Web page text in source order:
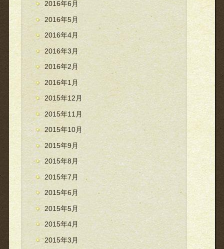
2016年6月
2016年5月
2016年4月
2016年3月
2016年2月
2016年1月
2015年12月
2015年11月
2015年10月
2015年9月
2015年8月
2015年7月
2015年6月
2015年5月
2015年4月
2015年3月